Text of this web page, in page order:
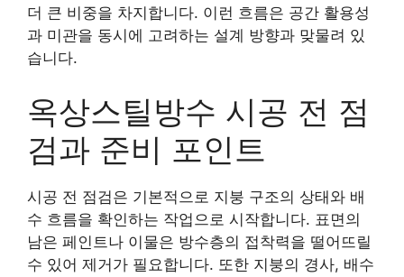
더 큰 비중을 차지합니다. 이런 흐름은 공간 활용성
과 미관을 동시에 고려하는 설계 방향과 맞물려 있
습니다.
옥상스틸방수 시공 전 점
검과 준비 포인트
시공 전 점검은 기본적으로 지붕 구조의 상태와 배
수 흐름을 확인하는 작업으로 시작합니다. 표면의
남은 페인트나 이물은 방수층의 접착력을 떨어뜨릴
수 있어 제거가 필요합니다. 또한 지붕의 경사, 배수